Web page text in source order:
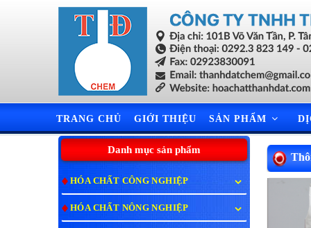
TRANG CHỦ GIỚI THIỆU SẢN PHẨM
Danh mục sản phẩm
HÓA CHẤT CÔNG NGHIỆP
HÓA CHẤT NÔNG NGHIỆP